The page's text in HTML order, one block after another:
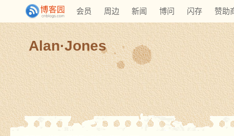
会员 周边 新闻 博问 闪存 赞助
Alan·Jones